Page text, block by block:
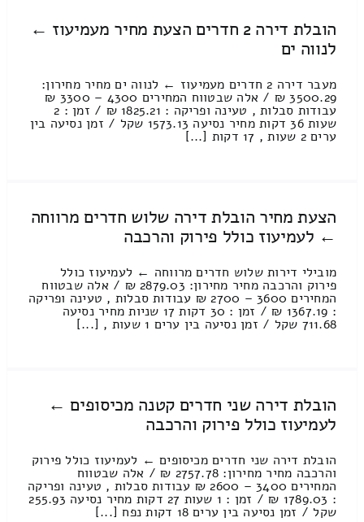
הובלת דירה 2 חדרים הצעת מחיר מעמיעוז ←
לנווה ים
מעבר דירה 2 חדרים מעמיעוז ← לנווה ים מחיר מחירון:
3500.29 ₪ / אלה שבטווח המחירים 4300 – 3300 ₪
עבודות סבלות , טעינה ופריקה : 1825.21 ₪ / זמן : 2
שעות 36 דקות מחיר נסיעה 1573.13 שקל / זמן נסיעה בין
ערים 2 שעות , 17 דקות [...]
הצעת מחיר הובלת דירה שלוש חדרים מרווחה
← לעמיעוז כולל פירוק והרכבה
מובילי דירות שלוש חדרים מרווחה ← לעמיעוז כולל
פירוק והרכבה מחיר מחירון: 2879.03 ₪ / אלה שבטווח
המחירים 3600 – 2700 ₪ עבודות סבלות , טעינה ופריקה
: 1367.19 ₪ / זמן : 30 דקות 17 שניות מחיר נסיעה
711.68 שקל / זמן נסיעה בין ערים 1 שעות , [...]
הובלת דירה שני חדרים קטנה מכיסופים ←
לעמיעוז כולל פירוק והרכבה
הובלת דירה שני חדרים מכיסופים ← לעמיעוז כולל פירוק
והרכבה מחיר מחירון: 2757.78 ₪ / אלה שבטווח
המחירים 3400 – 2600 ₪ עבודות סבלות , טעינה ופריקה
: 1789.03 ₪ / זמן : 1 שעות 27 דקות מחיר נסיעה 255.93
שקל / זמן נסיעה בין ערים 18 דקות נפח [...]